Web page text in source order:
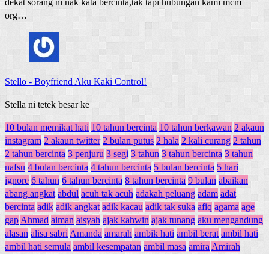
org…
Stello - Boyfriend Aku Kaki Control!
Stella ni tetek besar ke
10 bulan memikat hati 10 tahun bercinta 10 tahun berkawan 2 akaun
instagram 2 akaun twitter 2 bulan putus 2 hala 2 kali curang 2 tahun
2 tahun bercinta 3 penjuru 3 segi 3 tahun 3 tahun bercinta 3 tahun
nafsu 4 bulan bercinta 4 tahun bercinta 5 bulan bercinta 5 hari
ignore 6 tahun 6 tahun bercinta 8 tahun bercinta 9 bulan abaikan
abang angkat abdul acuh tak acuh adakah peluang adam adat
bercinta adik adik angkat adik kacau adik tak suka afiq agama age
gap Ahmad aiman aisyah ajak kahwin ajak tunang aku mengandung
alasan alisa sabri Amanda amarah ambik hati ambil berat ambil hati
ambil hati semula ambil kesempatan ambil masa amira Amirah